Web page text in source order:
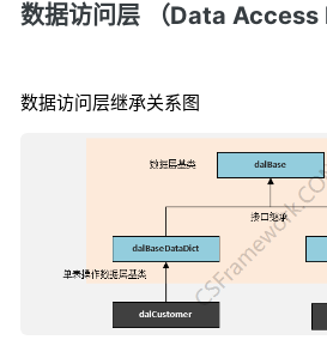
数据访问层 （Data Access
数据访问层继承关系图